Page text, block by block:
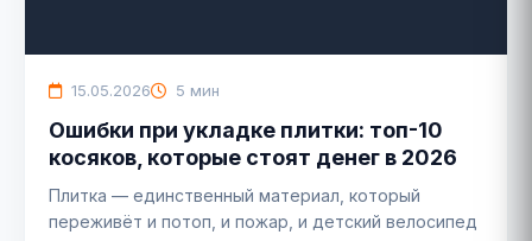
15.05.2026 5 мин
Ошибки при укладке плитки: топ-10
косяков, которые стоят денег в 2026
Плитка — единственный материал, который
переживёт и потоп, и пожар, и детский велосипед